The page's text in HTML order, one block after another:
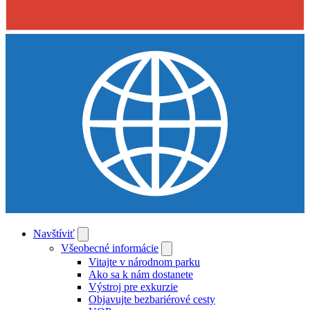
Navštíviť
Všeobecné informácie
Vitajte v národnom parku
Ako sa k nám dostanete
Výstroj pre exkurzie
Objavujte bezbariérové cesty